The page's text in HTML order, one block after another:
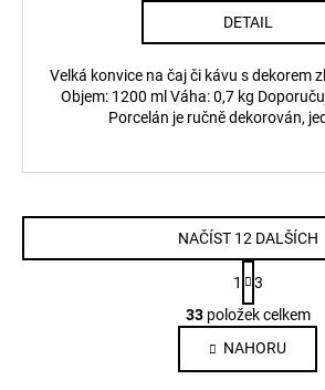
DETAIL
Velká konvice na čaj či kávu s dekorem
Objem: 1200 ml Váha: 0,7 kg
Porcelán je ručně dekorován,
O
v
l
á
NAČÍST 12 DALŠÍCH
S
t
r
á
n
k
1
3
33položek celkem
NAHORU